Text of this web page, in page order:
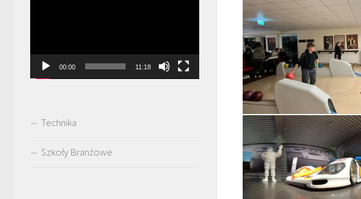
00:00 11:18
Technika
Szkoły Branżowe